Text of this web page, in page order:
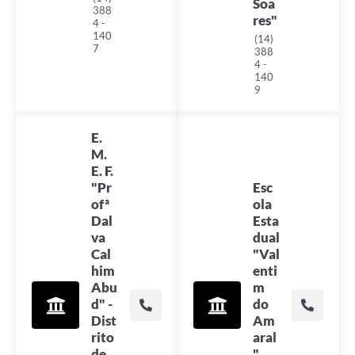
388
4 -
140
7
Soa
res"
(14)
388
4 -
140
9
E.
M.
E. F.
"Pr
ofª
Dal
va
Cal
him
Abu
d" -
Dist
rito
Esc
ola
Esta
dual
"Val
enti
m
do
Am
aral